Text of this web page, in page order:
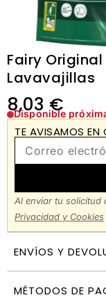
Fairy Original
Lavavajillas
8,03€
Disponible
TE AVISAMOS EN
Al enviar tu solicitud
Privacidad y Cookies
ENVÍOS Y
MÉTODOS DE